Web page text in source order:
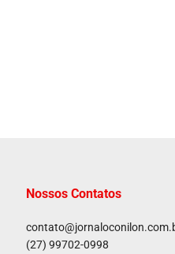
Nossos Contatos
(27) 99702-0998